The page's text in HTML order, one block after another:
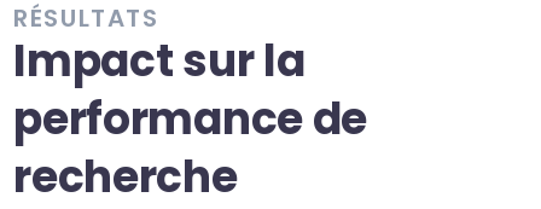
RÉSULTATS
Impact sur la
performance de
recherche